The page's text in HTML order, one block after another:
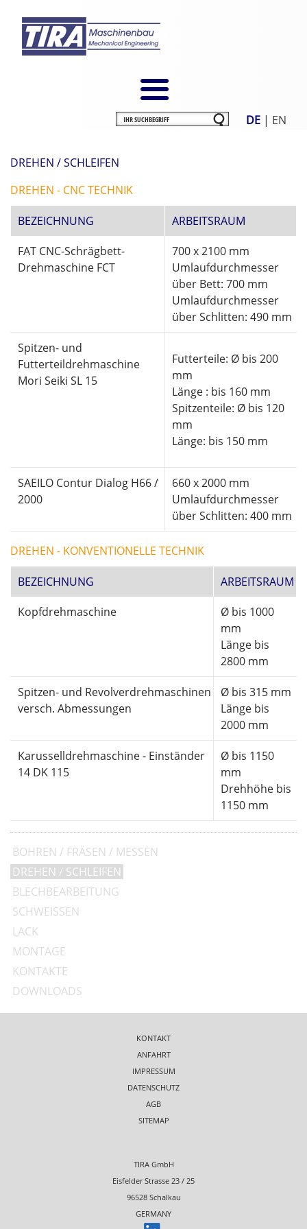
DE | EN
DREHEN / SCHLEIFEN
DREHEN - CNC TECHNIK
BEZEICHNUNG
ARBEITSRAUM
FAT CNC-Schrägbett-
Drehmaschine FCT
700 x 2100 mm
Umlaufdurchmesser
über Bett: 700 mm
Umlaufdurchmesser
über Schlitten: 490 mm
Spitzen- und
Futterteildrehmaschine
Mori Seiki SL 15
Futterteile: Ø bis 200
mm
Länge : bis 160 mm
Spitzenteile: Ø bis 120
mm
Länge: bis 150 mm
SAEILO Contur Dialog H66 /
2000
660 x 2000 mm
Umlaufdurchmesser
über Schlitten: 400 mm
DREHEN - KONVENTIONELLE TECHNIK
BEZEICHNUNG
ARBEITSRAUM
Kopfdrehmaschine
Ø bis 1000
mm
Länge bis
2800 mm
Spitzen- und Revolverdrehmaschinen
versch. Abmessungen
Ø bis 315 mm
Länge bis
2000 mm
Karusselldrehmaschine - Einständer
14 DK 115
Ø bis 1150
mm
Drehhöhe bis
1150 mm
BOHREN / FRÄSEN / MESSEN
DREHEN / SCHLEIFEN
BLECHBEARBEITUNG
SCHWEISSEN
LACK
MONTAGE
KONTAKTE
DOWNLOADS
KONTAKT
ANFAHRT
IMPRESSUM
DATENSCHUTZ
AGB
SITEMAP
TIRA GmbH
Eisfelder Strasse 23 / 25
96528 Schalkau
GERMANY